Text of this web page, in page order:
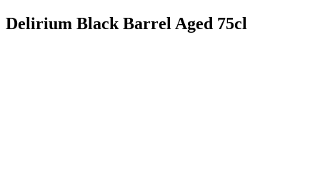
Delirium Black Barrel Aged 75cl